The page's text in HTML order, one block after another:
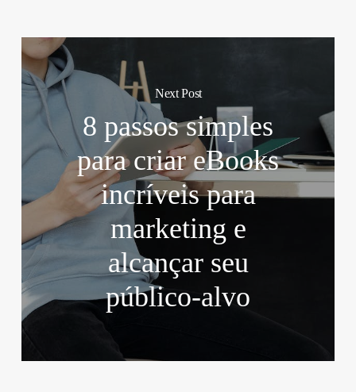
Next Post
8 passos simples
para criar eBooks
incríveis para
marketing e
alcançar seu
público-alvo